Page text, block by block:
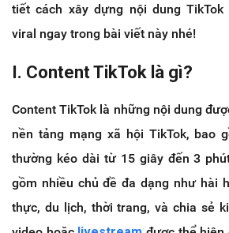
tiết cách xây dựng nội dung
viral ngay trong bài viết này nhé!
I. Content TikTok là gì?
Content TikTok là những nội dung
nền tảng mạng xã hội TikTok, bao
thường kéo dài từ 15 giây đến 3
gồm nhiều chủ đề đa dạng như hài
thực, du lịch, thời trang, và chia sẻ